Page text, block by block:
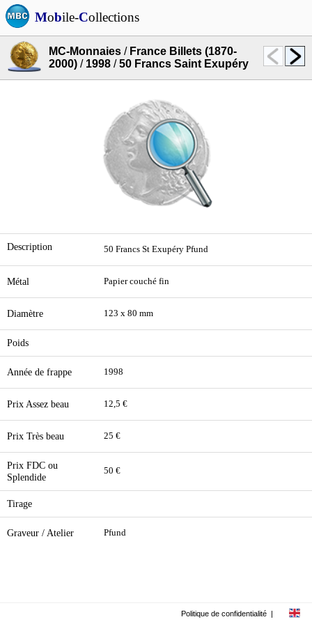
Mobile-Collections
MC-Monnaies / France Billets (1870-
2000) / 1998 /50 Francs Saint Exupéry
Description 50 Francs St Exupéry Pfund
Métal Papier couché fin
Diamètre 123 x 80 mm
Poids
Année de frappe 1998
Prix Assez beau 12,5 €
Prix Très beau 25 €
Prix FDC ou
Splendide
50 €
Tirage
Graveur / Atelier Pfund
Politique de confidentialité |